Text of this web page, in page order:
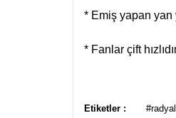
* Emiş yapan
* Fanlar çift
Etiketler :